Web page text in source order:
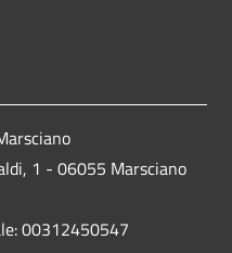
1 - 06055 Marsciano
00312450547